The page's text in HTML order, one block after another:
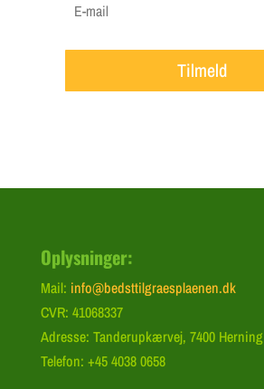
Tilmeld
Oplysninger:
Mail: info@bedsttilgraesplaenen.dk
CVR: 41068337
Adresse: Tanderupkærvej, 7400 Herning
Telefon: +45 4038 0658